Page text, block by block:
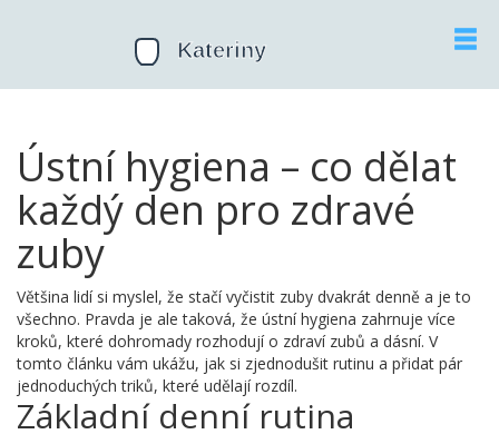
Ústní hygiena – co dělat
každý den pro zdravé
zuby
Většina lidí si myslel, že stačí vyčistit zuby dvakrát denně a je to
všechno. Pravda je ale taková, že ústní hygiena zahrnuje více
kroků, které dohromady rozhodují o zdraví zubů a dásní. V
tomto článku vám ukážu, jak si zjednodušit rutinu a přidat pár
jednoduchých triků, které udělají rozdíl.
Základní denní rutina